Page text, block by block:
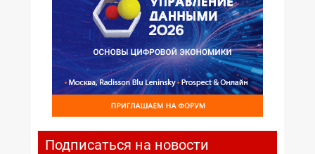
Подписаться на новости